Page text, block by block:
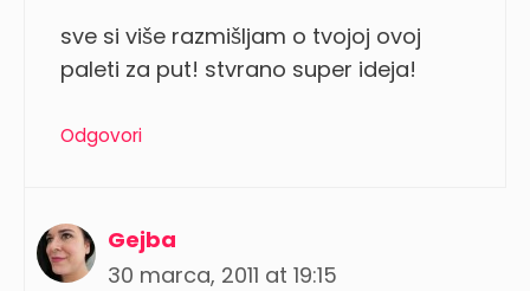
sve si više razmišljam o tvojoj ovoj
paleti za put! stvrano super ideja!
Odgovori
Gejba
30 marca, 2011 at 19:15